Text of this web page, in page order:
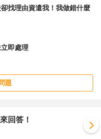
找理由資遣我！我做錯什麼
即處理
題
回答！